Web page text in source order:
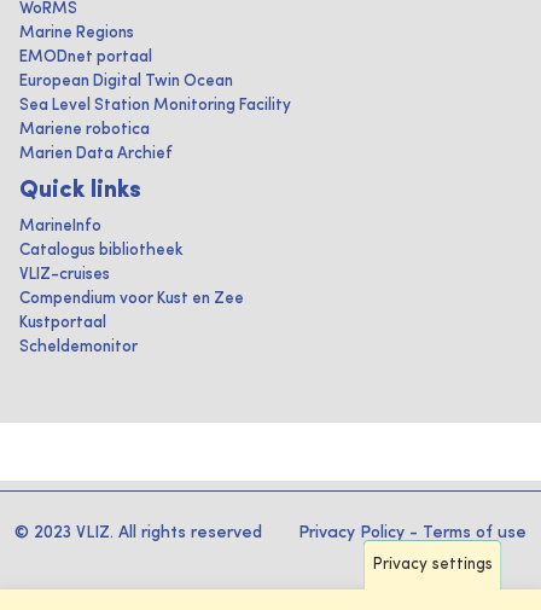
WoRMS
Marine Regions
EMODnet portaal
European Digital Twin Ocean
Sea Level Station Monitoring Facility
Mariene robotica
Marien Data Archief
Quick links
MarineInfo
Catalogus bibliotheek
VLIZ-cruises
Compendium voor Kust en Zee
Kustportaal
Scheldemonitor
© 2023 VLIZ. All rights reserved Privacy Policy - Terms of use
Privacy settings